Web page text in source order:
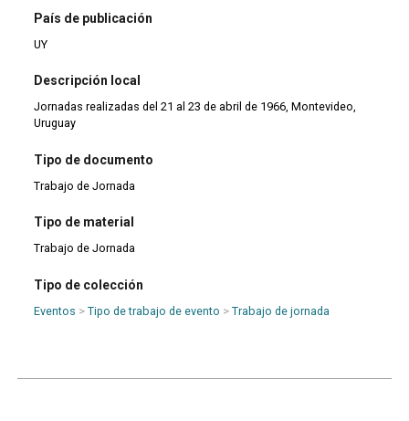
País de publicación
UY
Descripción local
Jornadas realizadas del 21 al 23 de abril de 1966, Montevideo,
Uruguay
Tipo de documento
Trabajo de Jornada
Tipo de material
Trabajo de Jornada
Tipo de colección
Eventos >Tipo de trabajo de evento >Trabajo de jornada